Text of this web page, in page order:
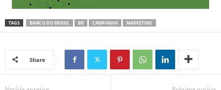
TAGS BANCO DO BRASIL BB CAMPANHA MARKETING
Share